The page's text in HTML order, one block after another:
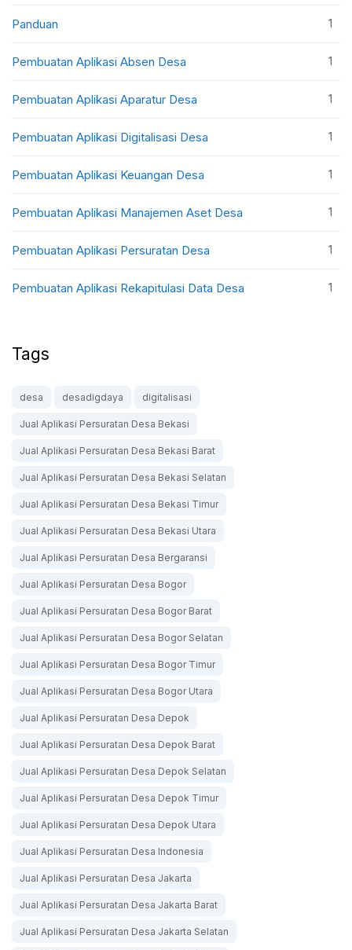
Panduan 1
Pembuatan Aplikasi Absen Desa 1
Pembuatan Aplikasi Aparatur Desa 1
Pembuatan Aplikasi Digitalisasi Desa 1
Pembuatan Aplikasi Keuangan Desa 1
Pembuatan Aplikasi Manajemen Aset Desa 1
Pembuatan Aplikasi Persuratan Desa 1
Pembuatan Aplikasi Rekapitulasi Data Desa 1
Tags
desa desadigdaya digitalisasi
Jual Aplikasi Persuratan Desa Bekasi
Jual Aplikasi Persuratan Desa Bekasi Barat
Jual Aplikasi Persuratan Desa Bekasi Selatan
Jual Aplikasi Persuratan Desa Bekasi Timur
Jual Aplikasi Persuratan Desa Bekasi Utara
Jual Aplikasi Persuratan Desa Bergaransi
Jual Aplikasi Persuratan Desa Bogor
Jual Aplikasi Persuratan Desa Bogor Barat
Jual Aplikasi Persuratan Desa Bogor Selatan
Jual Aplikasi Persuratan Desa Bogor Timur
Jual Aplikasi Persuratan Desa Bogor Utara
Jual Aplikasi Persuratan Desa Depok
Jual Aplikasi Persuratan Desa Depok Barat
Jual Aplikasi Persuratan Desa Depok Selatan
Jual Aplikasi Persuratan Desa Depok Timur
Jual Aplikasi Persuratan Desa Depok Utara
Jual Aplikasi Persuratan Desa Indonesia
Jual Aplikasi Persuratan Desa Jakarta
Jual Aplikasi Persuratan Desa Jakarta Barat
Jual Aplikasi Persuratan Desa Jakarta Selatan